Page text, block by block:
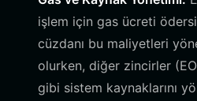
işlem için gas ücreti
cüzdanı bu maliyetleri
olurken, diğer zincirler
gibi sistem kaynaklarını